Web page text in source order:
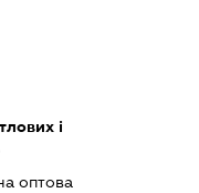
і
оптова